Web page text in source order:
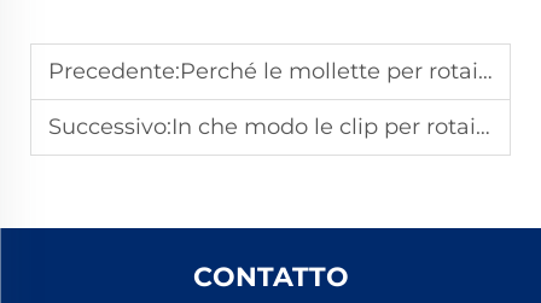
Precedente:Perché le mollette per rotaie perdono tensione nel tempo e come prevenirlo?
Successivo:In che modo le clip per rotaie influenzano la gestione dell’espansione e della contrazione delle rotaie?
CONTATTO